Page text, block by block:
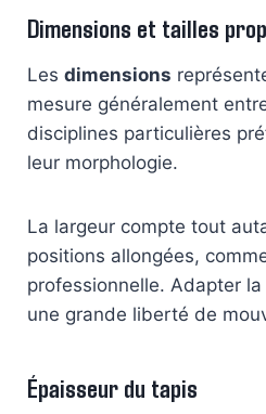
Dimensions et tailles
Les dimensions
mesure généralement
disciplines particulières
leur morphologie.
La largeur compte tout
positions allongées,
professionnelle. Adapter
une grande liberté de
Épaisseur du tapis